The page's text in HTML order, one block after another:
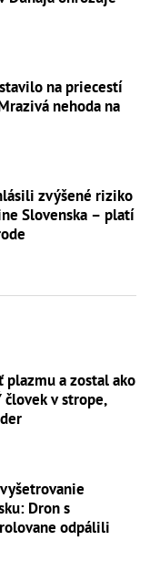
na priecestí
nehoda na
zvýšené riziko
Slovenska – platí
a zostal ako
človek v strope,
Dron s
odpálili